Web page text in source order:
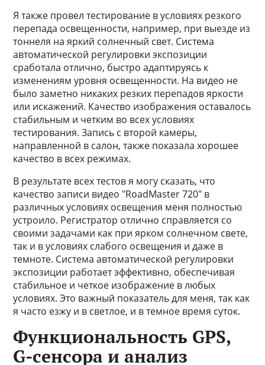
Я также провел тестирование в условиях резкого
перепада освещенности, например, при выезде из
тоннеля на яркий солнечный свет. Система
автоматической регулировки экспозиции
сработала отлично, быстро адаптируясь к
изменениям уровня освещенности. На видео не
было заметно никаких резких перепадов яркости
или искажений. Качество изображения оставалось
стабильным и четким во всех условиях
тестирования. Запись с второй камеры,
направленной в салон, также показала хорошее
качество в всех режимах.
В результате всех тестов я могу сказать, что
качество записи видео "RoadMaster 720" в
различных условиях освещения меня полностью
устроило. Регистратор отлично справляется со
своими задачами как при ярком солнечном свете,
так и в условиях слабого освещения и даже в
темноте. Система автоматической регулировки
экспозиции работает эффективно, обеспечивая
стабильное и четкое изображение в любых
условиях. Это важный показатель для меня, так как
я часто езжу и в светлое, и в темное время суток.
Функциональность GPS,
G-сенсора и анализ